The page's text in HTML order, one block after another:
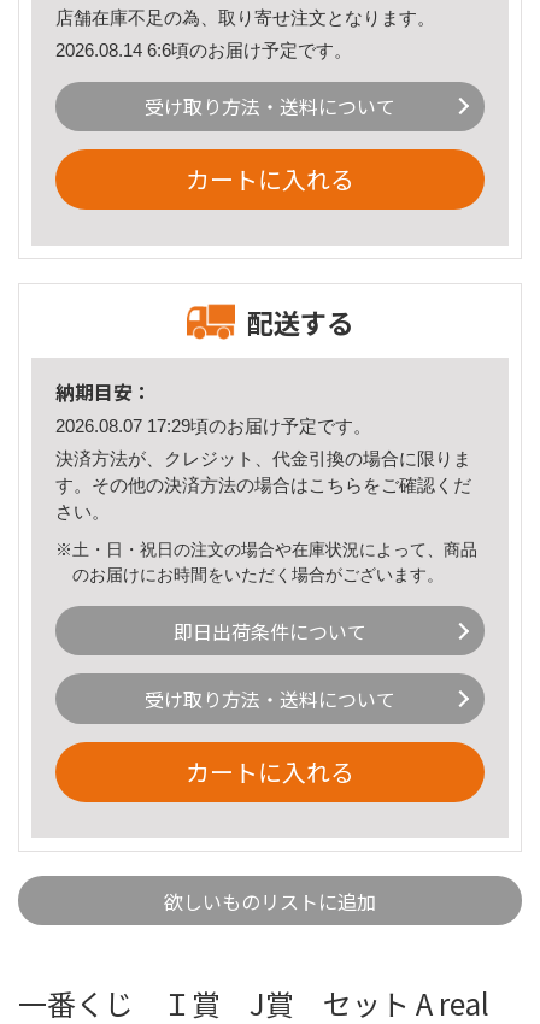
店舗在庫不足の為、取り寄せ注文となります。
2026.08.14 6:6頃のお届け予定です。
受け取り方法・送料について
カートに入れる
配送する
納期目安：
2026.08.07 17:29頃のお届け予定です。
決済方法が、クレジット、代金引換の場合に限りま
す。その他の決済方法の場合はこちら をご確認くだ
さい。
※土・日・祝日の注文の場合や在庫状況によって、商品
のお届けにお時間をいただく場合がございます。
即日出荷条件について
受け取り方法・送料について
カートに入れる
欲しいものリストに追加
一番くじ Ｉ賞 J賞 セット A real